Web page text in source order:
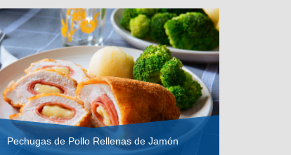
Pechugas de Pollo Rellenas de Jamón